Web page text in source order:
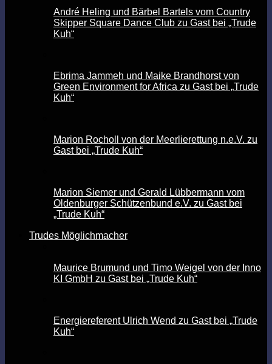
André Heling und Bärbel Bartels vom Country
Skipper Square Dance Club zu Gast bei „Trude
Kuh“
Ebrima Jammeh und Maike Brandhorst von
Green Environment for Africa zu Gast bei „Trude
Kuh“
Marion Rocholl von der Meerlierettung n.e.V. zu
Gast bei „Trude Kuh“
Marion Siemer und Gerald Lübbermann vom
Oldenburger Schützenbund e.V. zu Gast bei
„Trude Kuh“
Trudes Möglichmacher
Maurice Brumund und Timo Weigel von der Inno
KI GmbH zu Gast bei „Trude Kuh“
Energiereferent Ulrich Wend zu Gast bei „Trude
Kuh“